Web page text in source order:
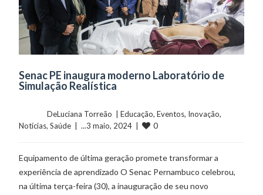
Senac PE inaugura moderno Laboratório de
Simulação Realística
	    	DeLuciana Torreão  |
Educação, Eventos, Inovação
Notícias, Saúde
  |  ...3 maio, 2024  |
0
Equipamento de última geração promete transformar a
experiência de aprendizado O Senac Pernambuco celebrou,
na última terça-feira (30), a inauguração de seu novo